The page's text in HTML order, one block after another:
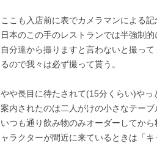
ここも入店前に表でカメラマンによる
日本のこの手のレストランでは半強制
自分達から撮りますと言わないと撮っ
るので我々は必ず撮って貰う。
やや長目に待たされて(15分くらい)やっ
案内されたのは二人がけの小さなテー
いつも通り飲み物のみオーダーしてか
ャラクターが間近に来ているときは「